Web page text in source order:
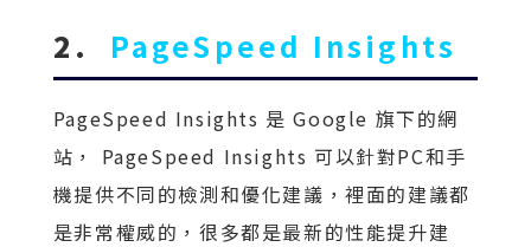
2. PageSpeed Insights
PageSpeed Insights 是 Google 旗下的網
站， PageSpeed Insights 可以針對PC和手
機提供不同的檢測和優化建議，裡面的建議都
是非常權威的，很多都是最新的性能提升建